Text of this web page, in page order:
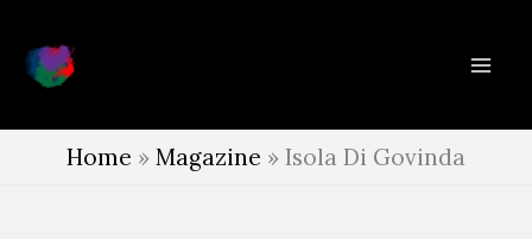
contenuto
Home » Magazine » Isola Di Govinda